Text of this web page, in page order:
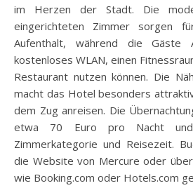
im Herzen der Stadt. Die
eingerichteten Zimmer sorgen
Aufenthalt, während die Gäste
kostenloses WLAN, einen
Restaurant nutzen können. Die
macht das Hotel besonders
dem Zug anreisen. Die
etwa 70 Euro pro Nacht
Zimmerkategorie und Reisezeit.
die Website von Mercure oder
wie Booking.com oder Hotels.com